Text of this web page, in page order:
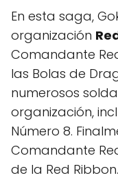
En esta saga,
organización
Comandante
las Bolas de
numerosos
organización,
Número 8.
Comandante
de la Red Ribbon.